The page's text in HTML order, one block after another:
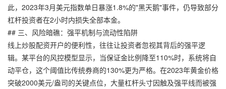
此，2023年3月美元指数单日暴涨1.8%的"黑天鹅"事件，仍导致部分
杠杆投资者在2小时内损失全部本金。
## 三、风险暗礁：强平机制与流动性陷阱
线上炒股配资开户的便利性，往往让投资者忽视其背后的强平逻
辑。某平台的风控模型显示，当保证金比例降至110%时，系统将自
动平仓，这个阈值比传统券商的130%更为严格。在2023年黄金价格
突破2000美元/盎司的关键点位，大量杠杆头寸因触及强平线而被强